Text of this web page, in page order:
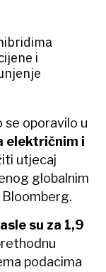
i
se oporavilo u
električnim i
utjecaj
globalnim
su za 1,9
podacima